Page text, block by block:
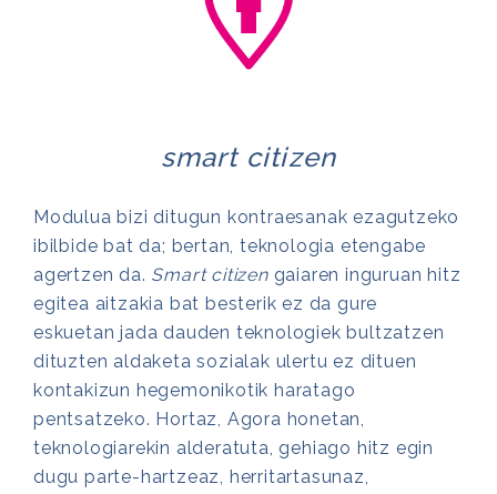
smart citizen
Modulua bizi ditugun kontraesanak ezagutzeko
ibilbide bat da; bertan, teknologia etengabe
agertzen da. Smart citizengaiaren inguruan hitz
egitea aitzakia bat besterik ez da gure
eskuetan jada dauden teknologiek bultzatzen
dituzten aldaketa sozialak ulertu ez dituen
kontakizun hegemonikotik haratago
pentsatzeko. Hortaz, Agora honetan,
teknologiarekin alderatuta, gehiago hitz egin
dugu parte-hartzeaz, herritartasunaz,